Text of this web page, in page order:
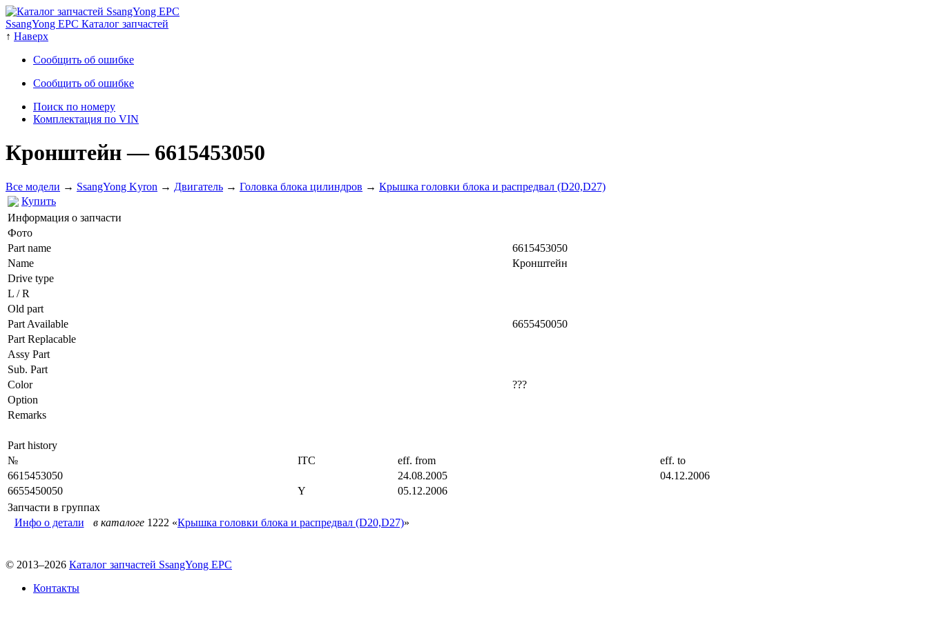
SsangYong EPC Каталог запчастей
↑ Наверх
Сообщить об ошибке
Сообщить об ошибке
Поиск по номеру
Комплектация по VIN
Кронштейн— 6615453050
Все модели → SsangYong Kyron → Двигатель → Головка блока цилиндров → Крышка головки блока и распредвал (D20,D27)
Купить
Информация о запчасти
Фото
Part name
6615453050
Name
Кронштейн
Drive type
L / R
Old part
Part Available
6655450050
Part Replacable
Assy Part
Sub. Part
Color
???
Option
Remarks
Part history
№
ITC eff. from
eff. to
6615453050
24.08.2005
04.12.2006
6655450050
Y
05.12.2006
Запчасти в группах
Инфо о детали
в каталоге 1222 «Крышка головки блока и распредвал (D20,D27)»
© 2013–2026 Каталог запчастей SsangYong EPC
Контакты